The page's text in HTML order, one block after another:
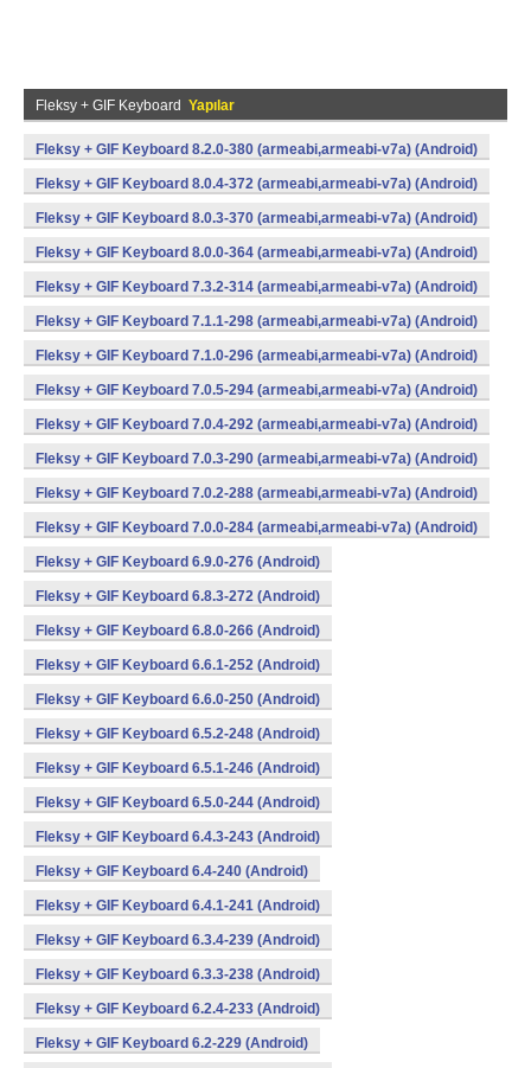
Fleksy + GIF Keyboard Yapılar
Fleksy + GIF Keyboard 8.2.0-380 (armeabi,armeabi-v7a) (Android)
Fleksy + GIF Keyboard 8.0.4-372 (armeabi,armeabi-v7a) (Android)
Fleksy + GIF Keyboard 8.0.3-370 (armeabi,armeabi-v7a) (Android)
Fleksy + GIF Keyboard 8.0.0-364 (armeabi,armeabi-v7a) (Android)
Fleksy + GIF Keyboard 7.3.2-314 (armeabi,armeabi-v7a) (Android)
Fleksy + GIF Keyboard 7.1.1-298 (armeabi,armeabi-v7a) (Android)
Fleksy + GIF Keyboard 7.1.0-296 (armeabi,armeabi-v7a) (Android)
Fleksy + GIF Keyboard 7.0.5-294 (armeabi,armeabi-v7a) (Android)
Fleksy + GIF Keyboard 7.0.4-292 (armeabi,armeabi-v7a) (Android)
Fleksy + GIF Keyboard 7.0.3-290 (armeabi,armeabi-v7a) (Android)
Fleksy + GIF Keyboard 7.0.2-288 (armeabi,armeabi-v7a) (Android)
Fleksy + GIF Keyboard 7.0.0-284 (armeabi,armeabi-v7a) (Android)
Fleksy + GIF Keyboard 6.9.0-276 (Android)
Fleksy + GIF Keyboard 6.8.3-272 (Android)
Fleksy + GIF Keyboard 6.8.0-266 (Android)
Fleksy + GIF Keyboard 6.6.1-252 (Android)
Fleksy + GIF Keyboard 6.6.0-250 (Android)
Fleksy + GIF Keyboard 6.5.2-248 (Android)
Fleksy + GIF Keyboard 6.5.1-246 (Android)
Fleksy + GIF Keyboard 6.5.0-244 (Android)
Fleksy + GIF Keyboard 6.4.3-243 (Android)
Fleksy + GIF Keyboard 6.4-240 (Android)
Fleksy + GIF Keyboard 6.4.1-241 (Android)
Fleksy + GIF Keyboard 6.3.4-239 (Android)
Fleksy + GIF Keyboard 6.3.3-238 (Android)
Fleksy + GIF Keyboard 6.2.4-233 (Android)
Fleksy + GIF Keyboard 6.2-229 (Android)